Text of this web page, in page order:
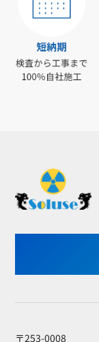
〒253-0008